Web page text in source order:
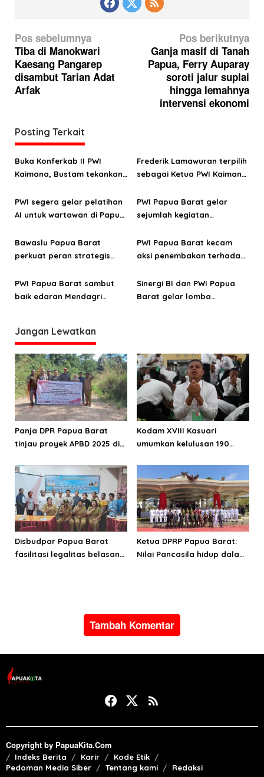
N
a
v
i
s
i
p
s
Pos sebelumnya
Tiba di Manokwari
Kaesang Pangarep
disambut Tarian Adat
Arfak
Pos berikutnya
Ganja masif di Tanah
Papua, Ferry Auparay
soroti jalur suplai
hingga lemahnya
intervensi ekonomi
Posting Terkait
Buka Konferkab II PWI
Kaimana, Bustam tekankan
dan perilaku
Frederik Lamawuran terpilih
sebagai Ketua PWI Kaimana
PWI segera gelar pelatihan
AI untuk wartawan di Papua
PWI Papua Barat gelar
sejumlah kegiatan
Bawaslu Papua Barat
perkuat peran strategis
Serentak 2024
PWI Papua Barat kecam
aksi penembakan terhadap
PWI Papua Barat sambut
baik edaran Mendagri
Sinergi BI dan PWI Papua
Barat gelar lomba
Jangan Lewatkan
Panja DPR Papua Barat
tinjau proyek APBD 2025 di
Bintuni
Kodam XVIII Kasuari
umumkan kelulusan 190
Disbudpar Papua Barat
fasilitasi legalitas belasan
Ketua DPRP Papua Barat:
Nilai Pancasila hidup dalam
Tambah Komentar
Copyright by PapuaKita.Com
Indeks Berita Karir
Kode Etik
Pedoman Media Siber
Tentang kami Redaksi